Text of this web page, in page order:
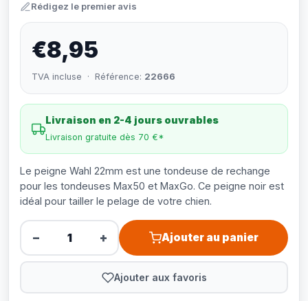
Rédigez le premier avis
€8,95
TVA incluse · Référence: 22666
Livraison en 2-4 jours ouvrables
Livraison gratuite dès 70 €*
Le peigne Wahl 22mm est une tondeuse de rechange
pour les tondeuses Max50 et MaxGo. Ce peigne noir est
idéal pour tailler le pelage de votre chien.
− + Ajouter au panier
Ajouter aux favoris